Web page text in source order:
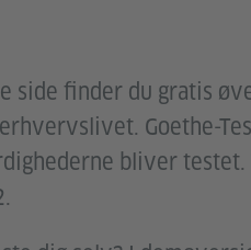
side finder du gratis
Goethe-
bliver testet.